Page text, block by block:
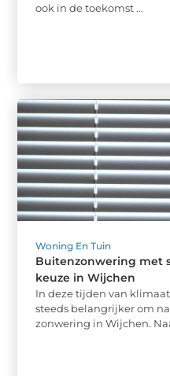
ook in de toekomst ...
Woning En Tuin
Buitenzonwering met
keuze in Wijchen
In deze tijden van
steeds belangrijker om
zonwering in Wijchen.